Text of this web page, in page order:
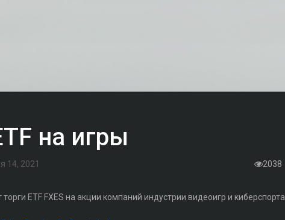
на игры
14, 2021 2038
торги ETF FXES на акции компаний индустрии видеоигр и киберспорта